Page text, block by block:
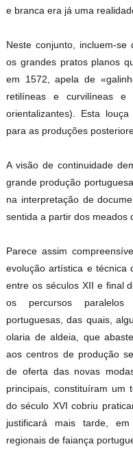
e branca era já uma
Neste conjunto, incluem-
os grandes pratos planos
em 1572, apela de
retilíneas e curvilíneas e
orientalizantes). Esta
para as produções
A visão de continuidade
grande produção
na interpretação de
sentida a partir dos meados
Parece assim
evolução artística e técnica
entre os séculos XII e final
os percursos
portuguesas, das quais,
olaria de aldeia, que
aos centros de produção
de oferta das novas
principais, constituíram um
do século XVI cobriu
justificará mais tarde,
regionais de faiança